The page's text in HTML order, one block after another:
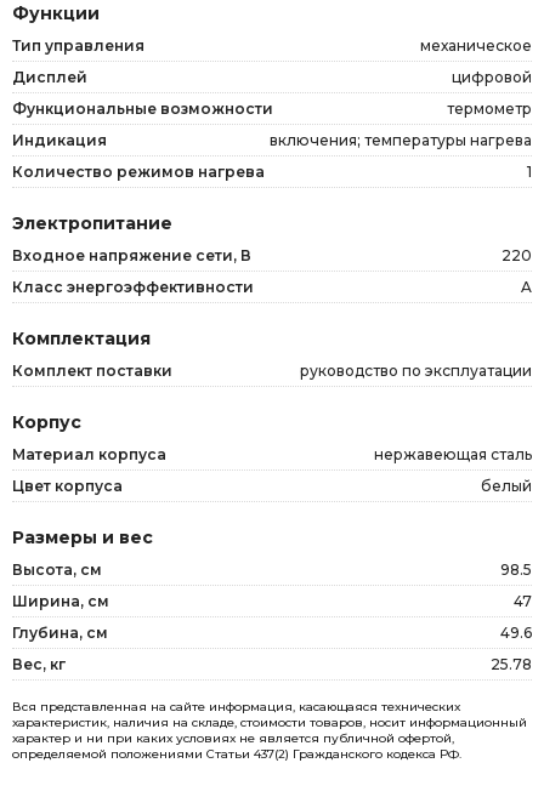
Функции
Тип управления
механическое
Дисплей
цифровой
Функциональные возможности
термометр
Индикация
включения; температуры нагрева
Количество режимов нагрева
1
Электропитание
Входное напряжение сети, В
220
Класс энергоэффективности
A
Комплектация
Комплект поставки руководство по эксплуатации
Корпус
Материал корпуса
нержавеющая сталь
Цвет корпуса
белый
Размеры и вес
Высота, см
98.5
Ширина, см
47
Глубина, см
49.6
Вес, кг
25.78
Вся представленная на сайте информация, касающаяся технических
характеристик, наличия на складе, стоимости товаров, носит информационный
характер и ни при каких условиях не является публичной офертой,
определяемой положениями Статьи 437(2) Гражданского кодекса РФ.